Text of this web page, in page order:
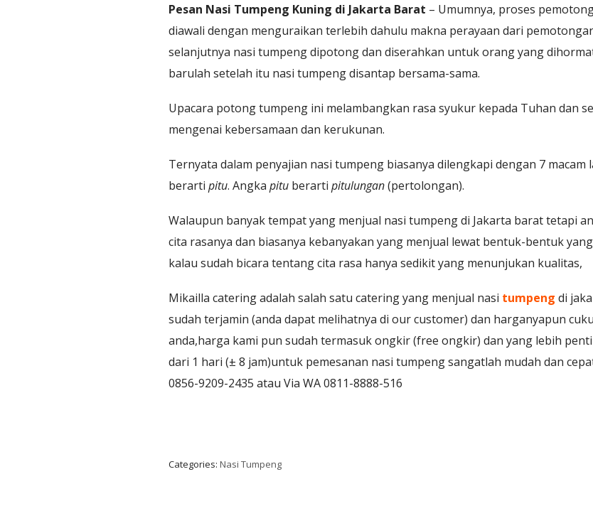
Pesan Nasi Tumpeng Kuning di Jakarta Barat – Umumnya, proses
diawali dengan menguraikan terlebih dahulu makna perayaan dari
selanjutnya nasi tumpeng dipotong dan diserahkan untuk orang yang
barulah setelah itu nasi tumpeng disantap bersama-sama.
Upacara potong tumpeng ini melambangkan rasa syukur kepada Tuhan dan
mengenai kebersamaan dan kerukunan.
Ternyata dalam penyajian nasi tumpeng biasanya dilengkapi dengan 7 macam
berarti pitu. Angka pitu berarti pitulungan(pertolongan).
Walaupun banyak tempat yang menjual nasi tumpeng di Jakarta barat tetapi
cita rasanya dan biasanya kebanyakan yang menjual lewat bentuk-bentuk
kalau sudah bicara tentang cita rasa hanya sedikit yang menunjukan kualitas,
Mikailla catering adalah salah satu catering yang menjual nasi tumpeng di
sudah terjamin (anda dapat melihatnya di our customer) dan harganyapun
anda,harga kami pun sudah termasuk ongkir (free ongkir) dan yang lebih
dari 1 hari (± 8 jam)untuk pemesanan nasi tumpeng sangatlah mudah dan
0856-9209-2435 atau Via WA 0811-8888-516
Categories: Nasi Tumpeng